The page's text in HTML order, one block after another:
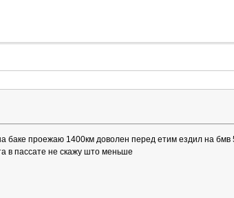
баке проежаю 1400км доволен перед етим ездил на бмв
в пассате не скажу што меньше